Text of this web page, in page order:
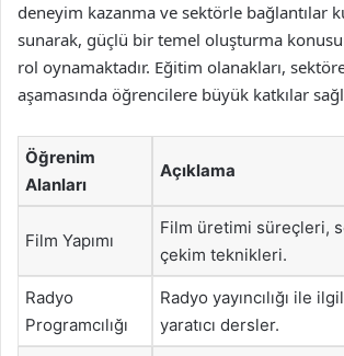
deneyim kazanma ve sektörle bağlantılar
sunarak, güçlü bir temel oluşturma
rol oynamaktadır. Eğitim olanakları,
aşamasında öğrencilere büyük katkılar
Öğrenim
Alanları
Açıklama
Film Yapımı
Film üretimi süreçleri,
çekim teknikleri.
Radyo
Programcılığı
Radyo yayıncılığı ile
yaratıcı dersler.